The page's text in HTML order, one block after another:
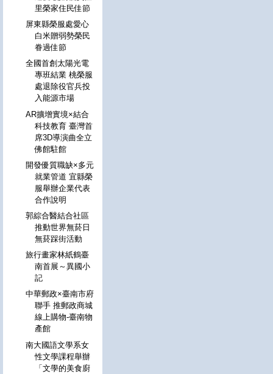
里榮家住民佳節
屏東縣榮服處愛心
白米贈弱勢榮民
眷過佳節
全國首創太陽光電
專班結業 桃榮服
處退除役官兵投
入能源市場
AR擴增實境×結合
科技教育 臺灣首
席3D導演曲全立
佛館駐館
開發優質職缺×多元
就業管道 宜縣榮
服舉辦企業代表
合作說明
郭綜合醫結合社區
推動世界無菸日
無菸踩街活動
旅行畫家林紙鶴臺
南首展～異國小
記
中華郵政×臺南市府
聯手 推郵政商城
線上購物-臺南物
產館
南大國語文學系女
性文學課程舉辦
「文學的美食廚